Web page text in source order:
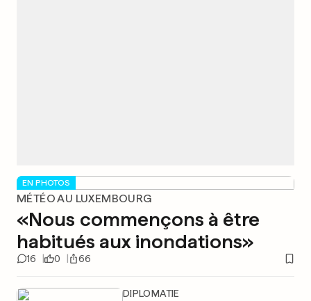
EN PHOTOS
MÉTÉO AU LUXEMBOURG
«Nous commençons à être
habitués aux inondations»
16 0 66
DIPLOMATIE